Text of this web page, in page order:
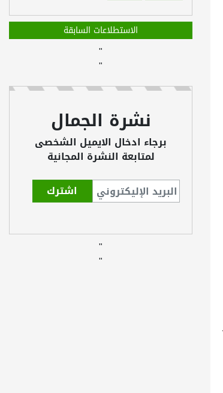
الاستطلاعات السابقة
"
"
نشرة الجمال
برجاء ادخال الايميل الشخصى
لمتابعة النشرة المجانية
"
"